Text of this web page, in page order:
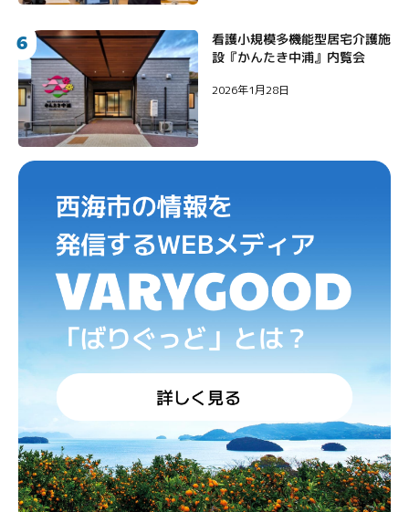
6 看護小規模多機能型居宅介護施
設『かんたき中浦』内覧会
2026年1月28日